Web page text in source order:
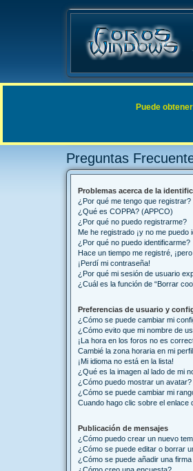
Enlaces rápidos FAQ
Preguntas
Problemas acerca de la
¿Por qué me tengo que registrar?
¿Qué es COPPA? (APPCO)
¿Por qué no puedo registrarme?
Me he registrado ¡y no me puedo
¿Por qué no puedo identificarme?
Hace un tiempo me registré,
¡Perdí mi contraseña!
¿Por qué mi sesión de usuario
¿Cuál es la función de “Borrar
Preferencias de usuario y
¿Cómo se puede cambiar mi
¿Cómo evito que mi nombre de
¡La hora en los foros no es
Cambié la zona horaria en mi
¡Mi idioma no está en la lista!
¿Qué es la imagen al lado de mi
¿Cómo puedo mostrar un avatar?
¿Cómo se puede cambiar mi
Cuando hago clic sobre el enlace
Publicación de mensajes
¿Cómo puedo crear un nuevo
¿Cómo se puede editar o borrar
¿Cómo se puede añadir una
Puede